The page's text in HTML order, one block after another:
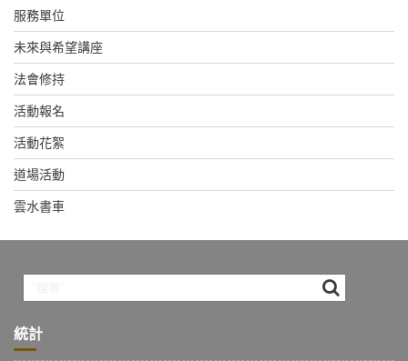
服務單位
未來與希望講座
法會修持
活動報名
活動花絮
道場活動
雲水書車
統計